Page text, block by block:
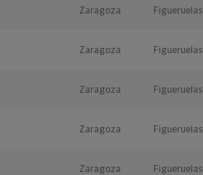
Zaragoza Figueruelas
Zaragoza Figueruelas
Zaragoza Figueruelas
Zaragoza Figueruelas
Zaragoza Figueruelas